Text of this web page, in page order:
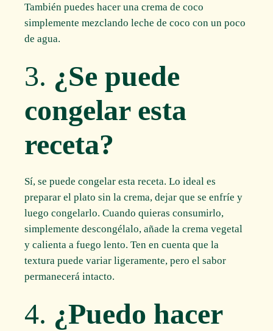
También puedes hacer una crema de coco
simplemente mezclando leche de coco con un poco
de agua.
3. ¿Se puede
congelar esta
receta?
Sí, se puede congelar esta receta. Lo ideal es
preparar el plato sin la crema, dejar que se enfríe y
luego congelarlo. Cuando quieras consumirlo,
simplemente descongélalo, añade la crema vegetal
y calienta a fuego lento. Ten en cuenta que la
textura puede variar ligeramente, pero el sabor
permanecerá intacto.
4. ¿Puedo hacer